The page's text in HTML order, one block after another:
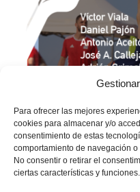
Para ofrecer las mejores
cookies para almacenar y/o
consentimiento de estas
comportamiento de navegación
No consentir o retirar el
ciertas características y funciones.